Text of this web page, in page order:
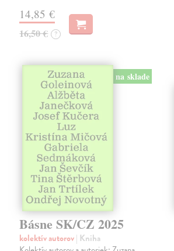
14,85 €
16,50 € ?
na sklade
Básne SK/CZ 2025
kolektív autorov| Kniha